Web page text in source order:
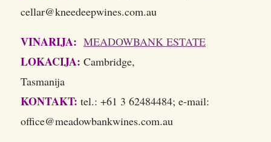
cellar@kneedeepwines.com.au
VINARIJA: MEADOWBANK ESTATE
LOKACIJA: Cambridge,
KONTAKT: tel.: +61 3 62484484; e-mail:
office@meadowbankwines.com.au